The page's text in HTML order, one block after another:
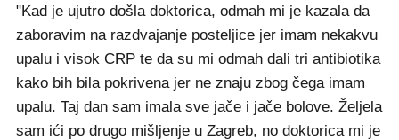
"Kad je ujutro došla doktorica, odmah mi je kazala da
zaboravim na razdvajanje posteljice jer imam nekakvu
upalu i visok CRP te da su mi odmah dali tri antibiotika
kako bih bila pokrivena jer ne znaju zbog čega imam
upalu. Taj dan sam imala sve jače i jače bolove. Željela
sam ići po drugo mišljenje u Zagreb, no doktorica mi je